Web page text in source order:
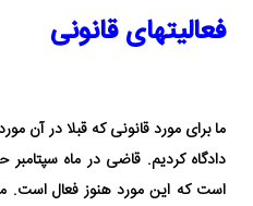
فعالیتهای قانونی
ما برای مورد قانونی که قبلا در آن
دادگاه کردیم. قاضی در ماه